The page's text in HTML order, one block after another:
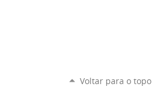
Voltar para o topo